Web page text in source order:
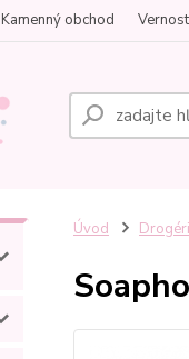
Kamenný obchod
Úvod